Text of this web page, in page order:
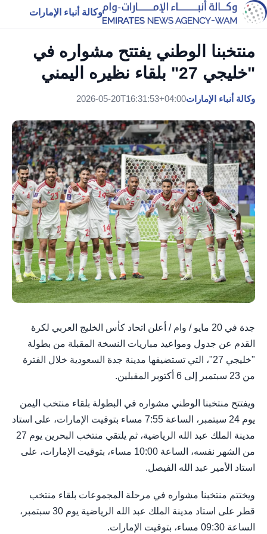
وكالة أنباء الإمارات
منتخبنا الوطني يفتتح مشواره في
"خليجي 27" بلقاء نظيره اليمني
وكالة أنباء الإمارات2026-05-20T16:31:53+04:00
جدة في 20 مايو / وام / أعلن اتحاد كأس الخليج العربي لكرة
القدم عن جدول ومواعيد مباريات النسخة المقبلة من بطولة
"خليجي 27"، التي تستضيفها مدينة جدة السعودية خلال الفترة
من 23 سبتمبر إلى 6 أكتوبر المقبلين.
ويفتتح منتخبنا الوطني مشواره في البطولة بلقاء منتخب اليمن
يوم 24 سبتمبر، الساعة 7:55 مساء بتوقيت الإمارات، على استاد
مدينة الملك عبد الله الرياضية، ثم يلتقي منتخب البحرين يوم 27
من الشهر نفسه، الساعة 10:00 مساء، بتوقيت الإمارات، على
استاد الأمير عبد الله الفيصل.
ويختتم منتخبنا مشواره في مرحلة المجموعات بلقاء منتخب
قطر على استاد مدينة الملك عبد الله الرياضية يوم 30 سبتمبر،
الساعة 09:30 مساء، بتوقيت الإمارات.